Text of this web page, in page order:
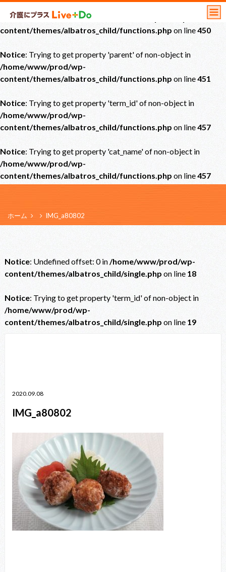
Notice: Undefined offset: 0 in
content/themes/albatros_child/functions.php on line450
Notice: Trying to get property 'parent' of non-object in
/home/www/prod/wp-
content/themes/albatros_child/functions.php on line451
Notice: Trying to get property 'term_id' of non-object in
/home/www/prod/wp-
content/themes/albatros_child/functions.php on line457
Notice: Trying to get property 'cat_name' of non-object in
/home/www/prod/wp-
content/themes/albatros_child/functions.php on line457
ホーム IMG_a80802
Notice: Undefined offset: 0 in/home/www/prod/wp-
content/themes/albatros_child/single.php on line 18
Notice: Trying to get property 'term_id' of non-object in
/home/www/prod/wp-
content/themes/albatros_child/single.php on line 19
2020.09.08
IMG_a80802